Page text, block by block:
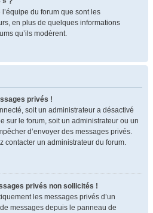
du forum que sont les
en plus de quelques informations
qu’ils modèrent.
privés !
soit un administrateur a désactivé
sur le forum, soit un administrateur ou un
d’envoyer des messages privés.
contacter un administrateur du forum.
privés non sollicités !
les messages privés d’un
messages depuis le panneau de